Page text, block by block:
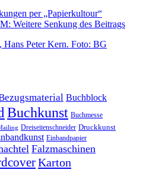
per „Papierkultour“
Weitere Senkung des Beitrags
Buchblock
Buchkunst Buchmesse
Dreiseitenschneider Druckkunst
Einbandpapier
Falzmaschinen
Karton